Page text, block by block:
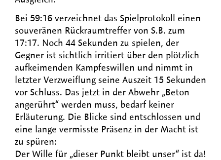
Bei 59:16 verzeichnet das Spielprotokoll einen
souveränen Rückraumtreffer von S.B. zum
17:17. Noch 44 Sekunden zu spielen, der
Gegner ist sichtlich irritiert über den plötzlich
aufkeimenden Kampfeswillen und nimmt in
letzter Verzweiflung seine Auszeit 15 Sekunden
vor Schluss. Das jetzt in der Abwehr „Beton
angerührt“ werden muss, bedarf keiner
Erläuterung. Die Blicke sind entschlossen und
eine lange vermisste Präsenz in der Macht ist
zu spüren:
Der Wille für „dieser Punkt bleibt unser“ ist da!